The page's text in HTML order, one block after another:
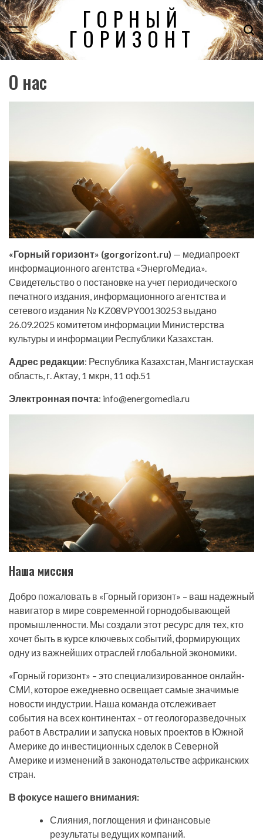
Перейти
к
содержимому
ГОРНЫЙ
ГОРИЗОНТ
О нас
«Горный горизонт» (gorgorizont.ru) — медиапроект
информационного агентства «ЭнергоМедиа».
Свидетельство о постановке на учет периодического
печатного издания, информационного агентства и
сетевого издания № KZ08VPY00130253 выдано
26.09.2025 комитетом информации Министерства
культуры и информации Республики Казахстан.
Адрес редакции: Республика Казахстан, Мангистауская
область, г. Актау, 1 мкрн, 11 оф.51
Электронная почта: info@energomedia.ru
Наша миссия
Добро пожаловать в «Горный горизонт» – ваш надежный
навигатор в мире современной горнодобывающей
промышленности. Мы создали этот ресурс для тех, кто
хочет быть в курсе ключевых событий, формирующих
одну из важнейших отраслей глобальной экономики.
«Горный горизонт» – это специализированное онлайн-
СМИ, которое ежедневно освещает самые значимые
новости индустрии. Наша команда отслеживает
события на всех континентах – от геологоразведочных
работ в Австралии и запуска новых проектов в Южной
Америке до инвестиционных сделок в Северной
Америке и изменений в законодательстве африканских
стран.
В фокусе нашего внимания:
Слияния, поглощения и финансовые
результаты ведущих компаний.